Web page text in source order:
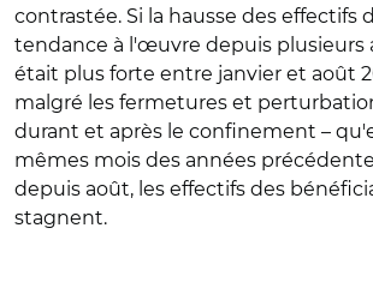
contrastée. Si la hausse des effectifs
tendance à l'œuvre depuis plusieurs
était plus forte entre janvier et août
malgré les fermetures et
durant et après le confinement –
mêmes mois des années
depuis août, les effectifs des
stagnent.